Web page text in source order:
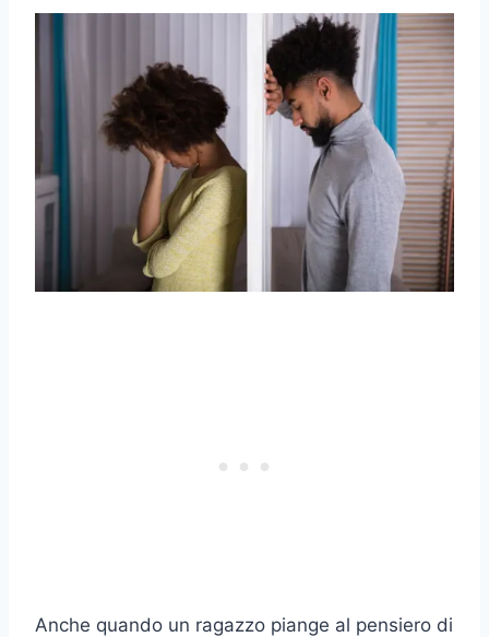
Anche quando un ragazzo piange al pensiero di